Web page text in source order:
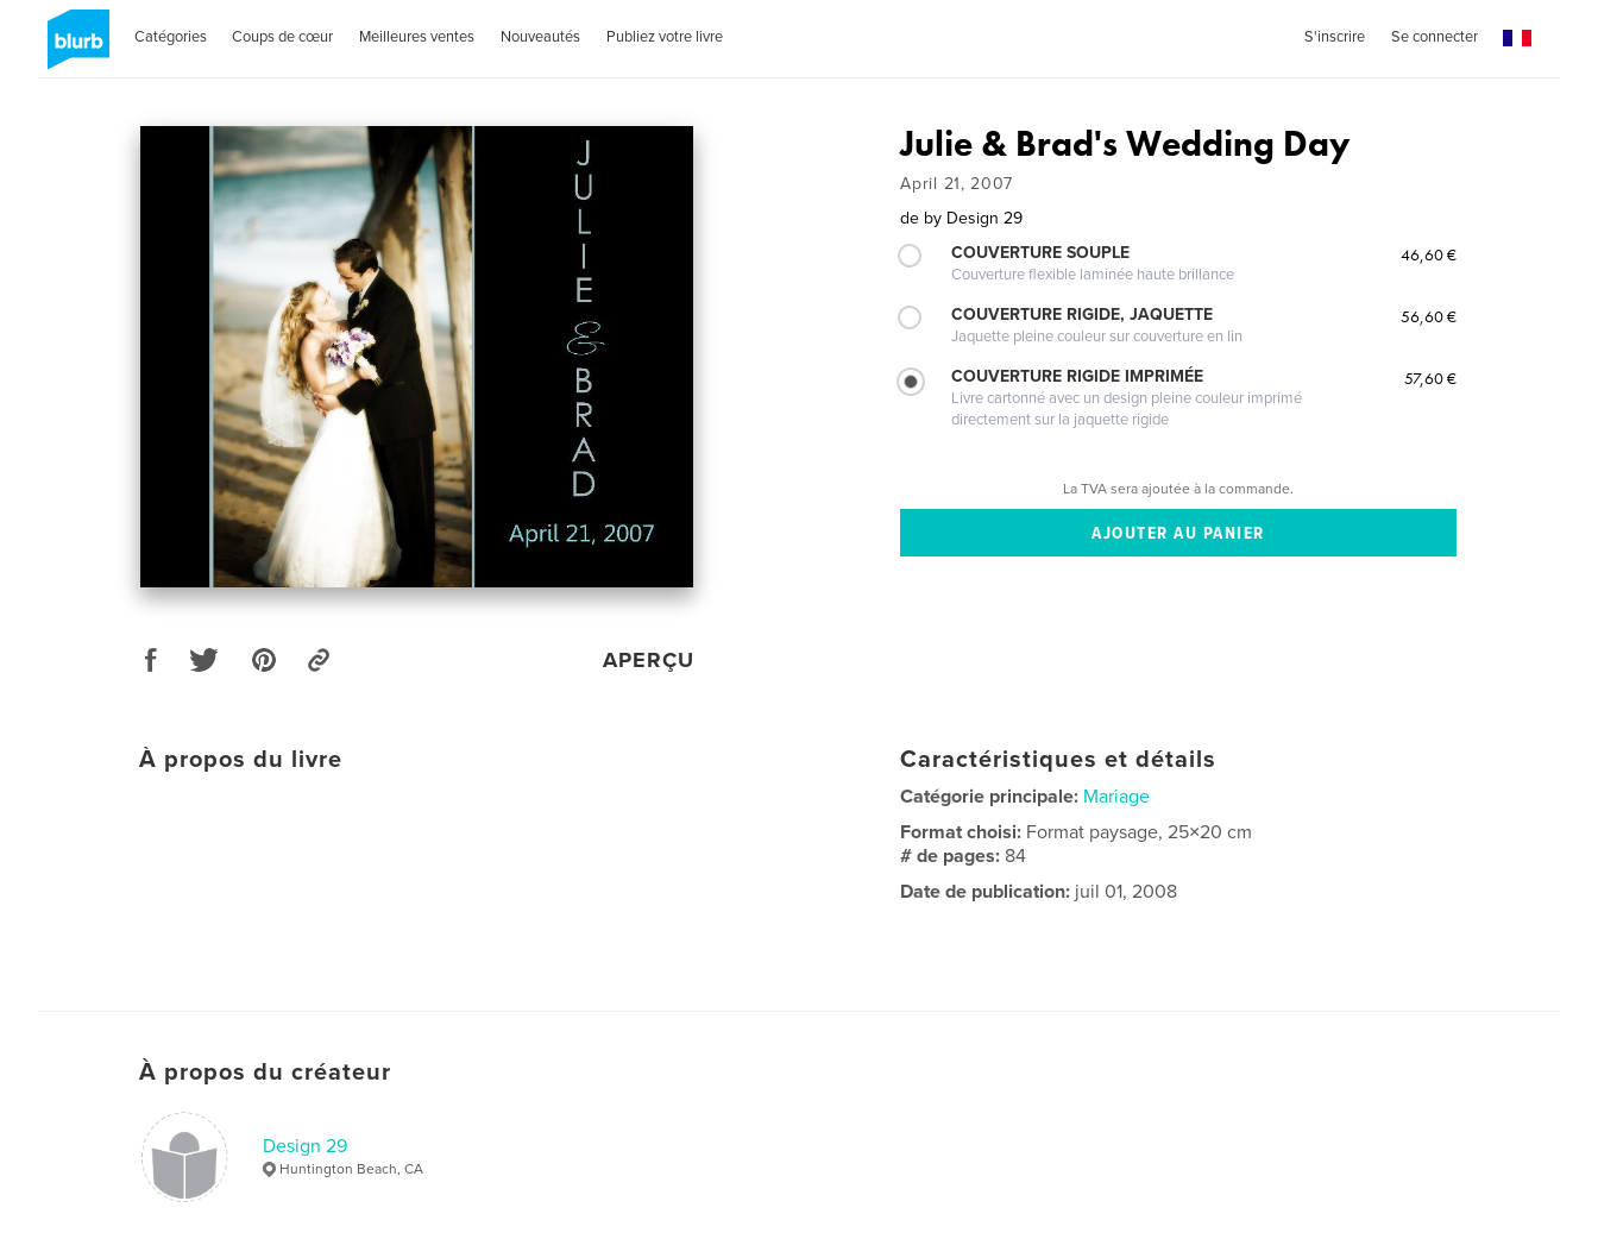
Catégories Coups de cœur Meilleures ventes Nouveautés Publiez votre livre S'inscrire Se connecter
APERÇU
Julie & Brad's Wedding Day
April 21, 2007
de by Design 29
COUVERTURE SOUPLE
Couverture flexible laminée haute brillance
46,60 €
COUVERTURE RIGIDE, JAQUETTE
Jaquette pleine couleur sur couverture en lin
56,60 €
COUVERTURE RIGIDE IMPRIMÉE
Livre cartonné avec un design pleine couleur imprimé
directement sur la jaquette rigide
57,60 €
La TVA sera ajoutée à la commande.
À propos du livre Caractéristiques et détails
Catégorie principale: Mariage
Format choisi: Format paysage, 25×20 cm
# de pages: 84
Date de publication: juil 01, 2008
À propos du créateur
Design 29
Huntington Beach, CA